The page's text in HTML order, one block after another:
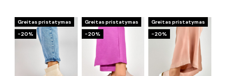
Greitas pristatymas
−20%
Greitas pristatymas
−20%
Greitas pristatymas
−20%